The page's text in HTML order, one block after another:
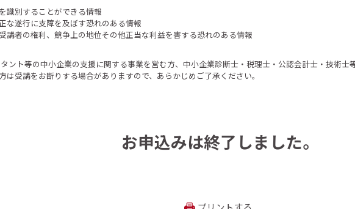
識別することができる情報
な遂行に支障を及ぼす恐れのある情報
講者の権利、競争上の地位その他正当な利益を害する恐れのある情報
ント等の中小企業の支援に関する事業を営む方、中小企業診断士・税理士・公認会計士・技術
は受講をお断りする場合がありますので、あらかじめご了承ください。
お申込みは終了しました。